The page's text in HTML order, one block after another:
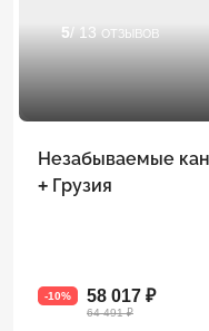
5/ 13 отзывов
Незабываемые
+ Грузия
-10% 58 017 ₽
64 491 ₽